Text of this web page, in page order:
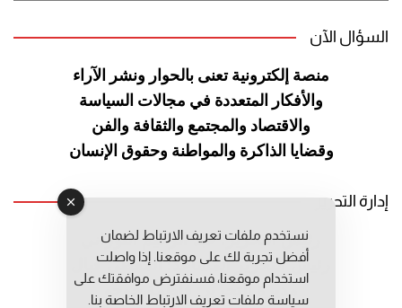
السؤال الآن
منصة إلكترونية تعنى بالحوار ونشر الآراء
والأفكار المتعددة في مجالات السياسة
والاقتصاد والمجتمع والثقافة والفن
وقضايا الذاكرة والمواطنة وحقوق الإنسان
إدارة التحرير
رئيس التحرير: عبد الرحيم التوراني
رئيس التحرير المساعد: المعطي قبال
مديرة التحرير: فاطمة حوحو
نستخدم ملفات تعريف الارتباط لضمان
أفضل تجربة لك على موقعنا. إذا واصلت
استخدام موقعنا، فسنفترض موافقتك على
سياسة ملفات تعريف الارتباط الخاصة بنا.